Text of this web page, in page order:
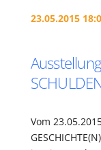
23.05.2015
Vom